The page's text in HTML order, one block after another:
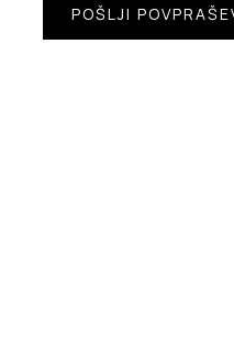
POŠLJI